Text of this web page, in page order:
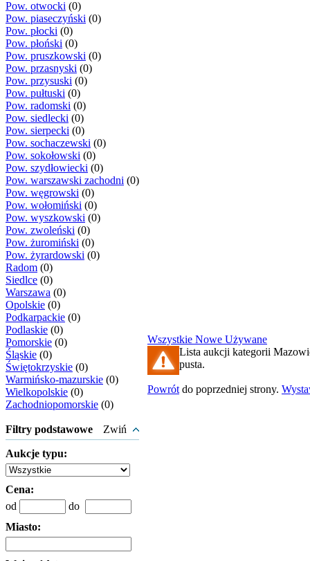
Pow. otwocki (0)
Pow. piaseczyński (0)
Pow. płocki (0)
Pow. płoński (0)
Pow. pruszkowski (0)
Pow. przasnyski (0)
Pow. przysuski (0)
Pow. pułtuski (0)
Pow. radomski (0)
Pow. siedlecki (0)
Pow. sierpecki (0)
Pow. sochaczewski (0)
Pow. sokołowski (0)
Pow. szydłowiecki (0)
Pow. warszawski zachodni (0)
Pow. węgrowski (0)
Pow. wołomiński (0)
Pow. wyszkowski (0)
Pow. zwoleński (0)
Pow. żuromiński (0)
Pow. żyrardowski (0)
Radom (0)
Siedlce (0)
Warszawa (0)
Opolskie (0)
Podkarpackie (0)
Podlaskie (0)
Pomorskie (0)
Śląskie (0)
Świętokrzyskie (0)
Warmińsko-mazurskie (0)
Wielkopolskie (0)
Zachodniopomorskie (0)
Filtry podstawowe Zwiń
Aukcje typu:
Cena:
od
do
Miasto:
Wszystkie Nowe Używane
Lista aukcji kategorii
pusta.
Powrót do poprzedniej strony.